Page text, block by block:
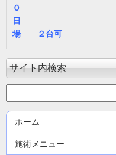
０ 定
日
場 ２台可
サイト内検索
ホーム
施術メニュー